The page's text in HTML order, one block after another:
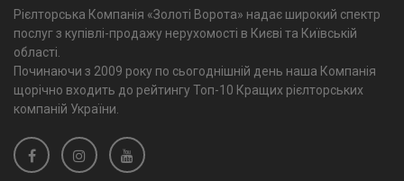
Рієлторська Компанія «Золоті Ворота» надає широкий спектр
послуг з купівлі-продажу нерухомості в Києві та Київській
області.
Починаючи з 2009 року по сьогоднішній день наша Компанія
щорічно входить до рейтингу Топ-10 Кращих рієлторських
компаній України.